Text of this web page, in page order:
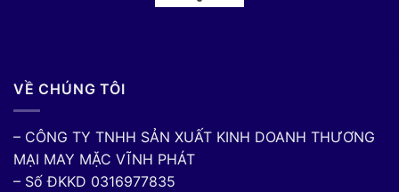
VỀ CHÚNG TÔI
– CÔNG TY TNHH SẢN XUẤT KINH DOANH THƯƠNG
MẠI MAY MẶC VĨNH PHÁT
– Số ĐKKD 0316977835